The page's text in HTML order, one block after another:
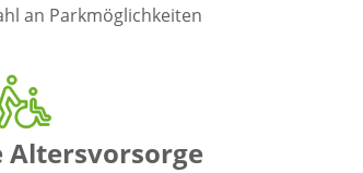
an Parkmöglichkeiten
Altersvorsorge